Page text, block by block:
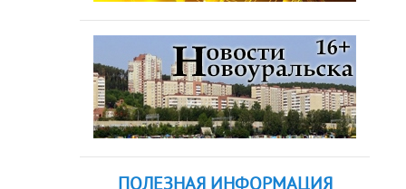
ПОЛЕЗНАЯ ИНФОРМАЦИЯ